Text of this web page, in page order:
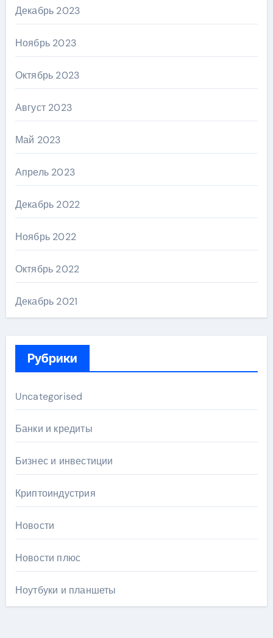
Декабрь 2023
Ноябрь 2023
Октябрь 2023
Август 2023
Май 2023
Апрель 2023
Декабрь 2022
Ноябрь 2022
Октябрь 2022
Декабрь 2021
Рубрики
Uncategorised
Банки и кредиты
Бизнес и инвестиции
Криптоиндустрия
Новости
Новости плюс
Ноутбуки и планшеты